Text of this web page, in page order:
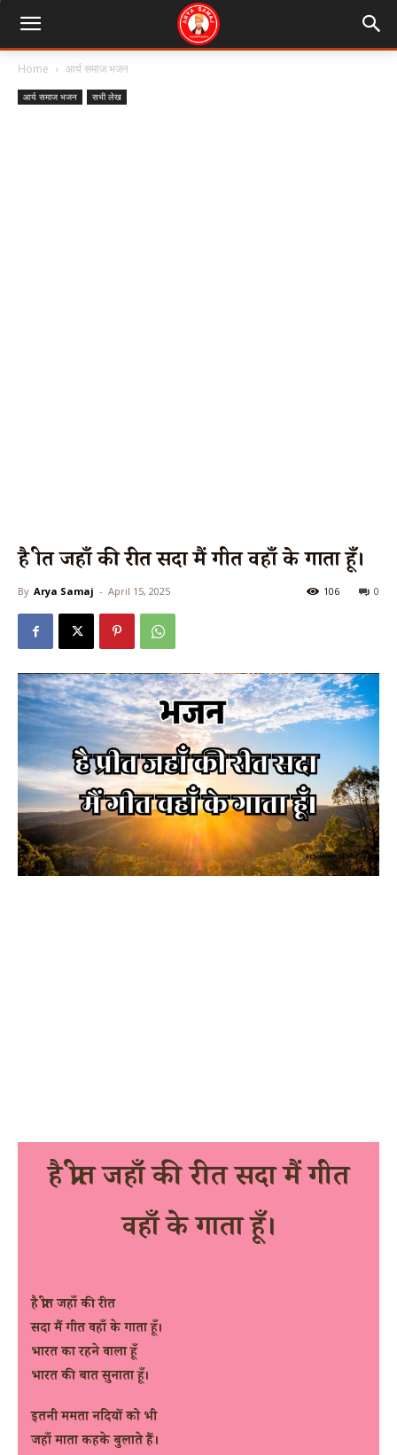
Home आर्य समाज भजन
आर्य समाज भजन सभी लेख
है प्रीत जहाँ की रीत सदा मैं गीत वहाँ के गाता हूँ।
By Arya Samaj - April 15, 2025 0
106
है प्रीत जहाँ की रीत सदा मैं गीत
वहाँ के गाता हूँ।
है प्रीत जहाँ की रीत
सदा मैं गीत वहाँ के गाता हूँ।
भारत का रहने वाला हूँ
भारत की बात सुनाता हूँ।
इतनी ममता नदियों को भी
जहाँ माता कहके बुलाते हैं।